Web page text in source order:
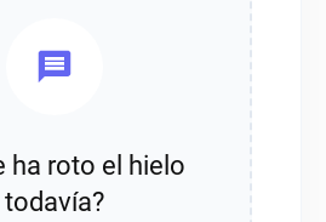
ha roto el hielo
todavía?